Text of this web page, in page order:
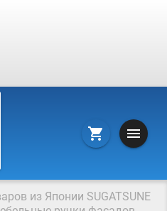
shopping_cart menu
из Японии SUGATSUNE